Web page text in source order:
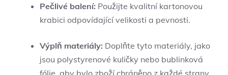
Pečlivé balení: Použijte kvalitní kartonovou
krabici odpovídající velikosti a pevnosti.
Výplň materiály: Doplňte tyto materiály, jako
jsou polystyrenové kuličky nebo bublinková
fólie, aby bylo zboží chráněno z každé strany.